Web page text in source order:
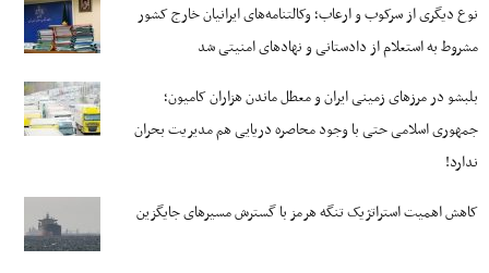
نوع دیگری از سرکوب و ارعاب؛ وکالتنامه‌های ایرانیان خارج کشور
مشروط به استعلام از دادستانی و نهادهای امنیتی شد
بلبشو در مرزهای زمینی ایران و معطل ماندن هزاران کامیون؛
جمهوری اسلامی حتی با وجود محاصره دریایی هم مدیریت بحران
ندارد!
کاهش اهمیت استراتژیک تنگه‌ هرمز با گسترش مسیرهای جایگزین